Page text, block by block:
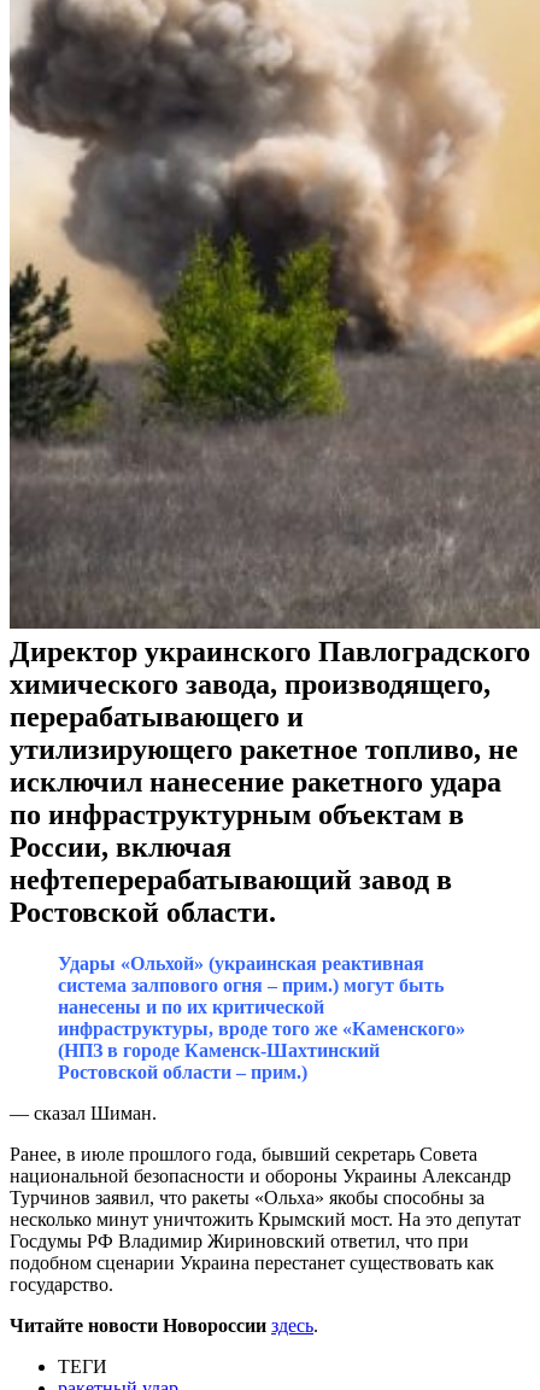
Директор украинского Павлоградского
химического завода, производящего,
перерабатывающего и
утилизирующего ракетное топливо, не
исключил нанесение ракетного удара
по инфраструктурным объектам в
России, включая
нефтеперерабатывающий завод в
Ростовской области.
Удары «Ольхой» (украинская реактивная
система залпового огня – прим.) могут быть
нанесены и по их критической
инфраструктуры, вроде того же «Каменского»
(НПЗ в городе Каменск-Шахтинский
Ростовской области – прим.)
— сказал Шиман.
Ранее, в июле прошлого года, бывший секретарь Совета
национальной безопасности и обороны Украины Александр
Турчинов заявил, что ракеты «Ольха» якобы способны за
несколько минут уничтожить Крымский мост. На это депутат
Госдумы РФ Владимир Жириновский ответил, что при
подобном сценарии Украина перестанет существовать как
государство.
Читайте новости Новороссии здесь.
ТЕГИ